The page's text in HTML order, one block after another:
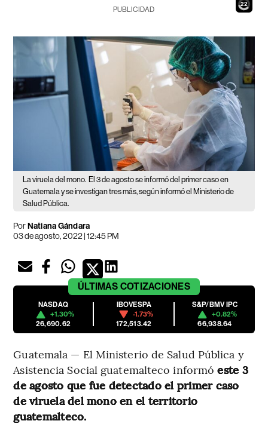
20
PUBLICIDAD
La viruela del mono. El 3 de agosto se informó del primer caso en
Guatemala y se investigan tres más, según informó el Ministerio de
Salud Pública.
PorNatiana Gándara
03 de agosto, 2022 | 12:45 PM
ÚLTIMAS COTIZACIONES
NASDAQ
+1.30%
26,690.62
IBOVESPA
-1.73%
172,513.42
S&P/BMV IPC
+0.82%
66,938.64
Guatemala — El Ministerio de Salud Pública y
Asistencia Social guatemalteco informó este 3
de agosto que fue detectado el primer caso
de viruela del mono en el territorio
guatemalteco.